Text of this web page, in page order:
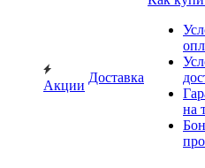
Акции
Доставка
на